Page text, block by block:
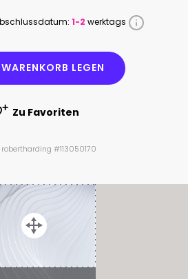
1-2 werktags
LEGEN
Zu Favoriten
#113050170